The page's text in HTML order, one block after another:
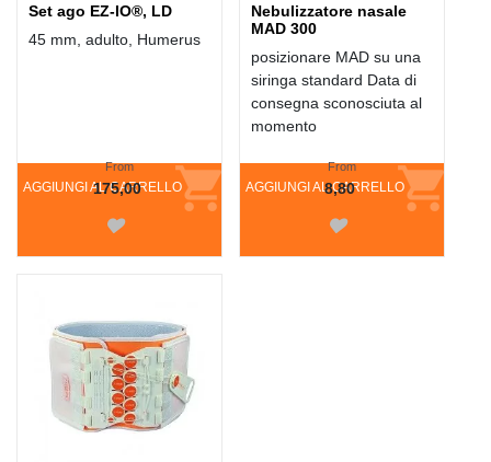
Set ago EZ-IO®, LD
45 mm, adulto, Humerus
AGGIUNGI AL CARRELLO
From
175,00
Nebulizzatore nasale
MAD 300
posizionare MAD su una
siringa standard Data di
consegna sconosciuta al
momento
AGGIUNGI AL CARRELLO
From
8,80